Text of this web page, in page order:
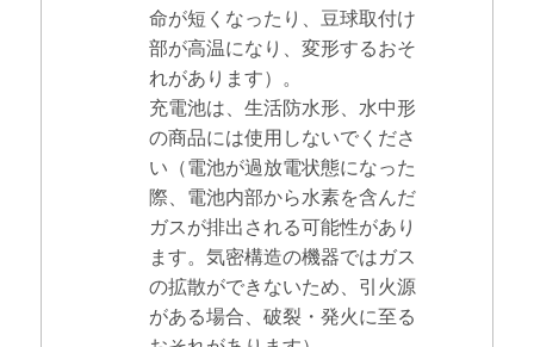
命が短くなったり、豆球取付け
部が高温になり、変形するおそ
れがあります）。
充電池は、生活防水形、水中形
の商品には使用しないでくださ
い（電池が過放電状態になった
際、電池内部から水素を含んだ
ガスが排出される可能性があり
ます。気密構造の機器ではガス
の拡散ができないため、引火源
がある場合、破裂・発火に至る